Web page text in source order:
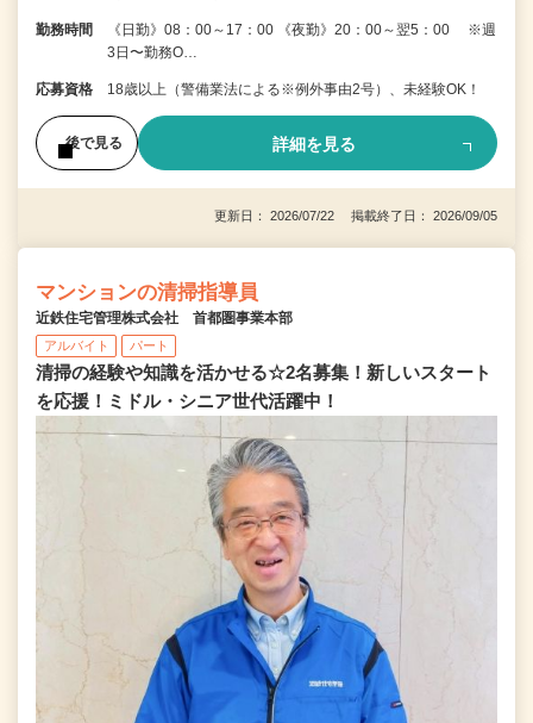
勤務時間
《日勤》08：00～17：00 《夜勤》20：00～翌5：00 ※週
3日〜勤務O…
応募資格 18歳以上（警備業法による※例外事由2号）、未経験OK！
後で見る 詳細を見る
更新日： 2026/07/22 掲載終了日： 2026/09/05
マンションの清掃指導員
近鉄住宅管理株式会社 首都圏事業本部
アルバイト パート
清掃の経験や知識を活かせる☆2名募集！新しいスタート
を応援！ミドル・シニア世代活躍中！